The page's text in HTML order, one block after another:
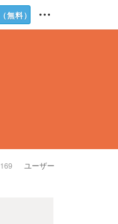
（無料）
169 ユーザーのフォロー